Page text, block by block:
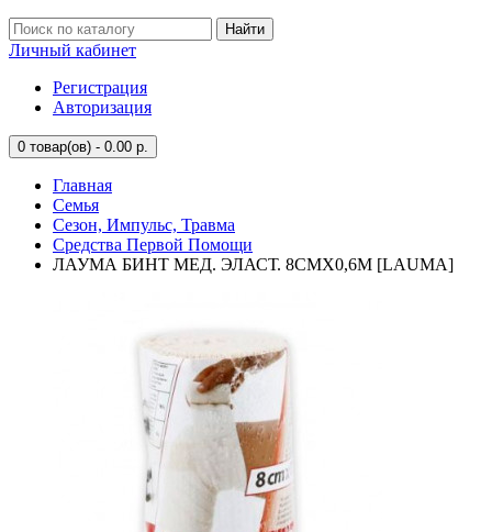
Найти
Личный кабинет
Регистрация
Авторизация
0 товар(ов) - 0.00 р.
Главная
Семья
Сезон, Импульс, Травма
Средства Первой Помощи
ЛАУМА БИНТ МЕД. ЭЛАСТ. 8СМX0,6М [LAUMA]